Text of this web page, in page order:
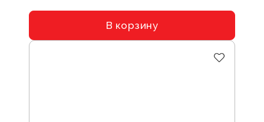
В корзину